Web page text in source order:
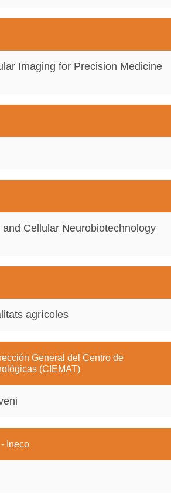
Imaging for Precision Medicine
Cellular Neurobiotechnology
agrícoles
General del Centro de
(CIEMAT)
Ineco